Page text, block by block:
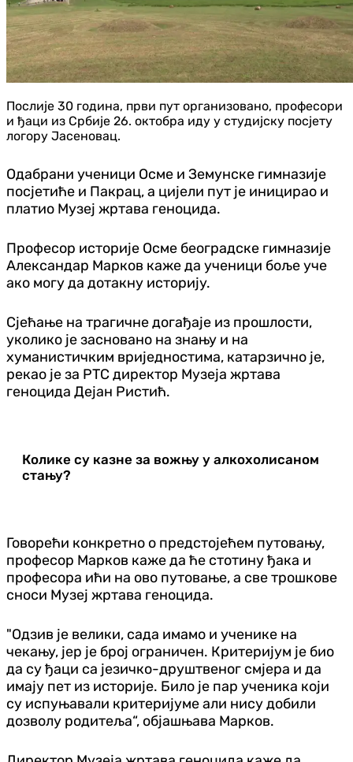
Послије 30 година, први пут организовано, професори
и ђаци из Србије 26. октобра иду у студијску посјету
логору Јасеновац.
Одабрани ученици Осме и Земунске гимназије
посјетиће и Пакрац, а цијели пут је иницирао и
платио Музеј жртава геноцида.
Професор историје Осме београдске гимназије
Александар Марков каже да ученици боље уче
ако могу да дотакну историју.
Сјећање на трагичне догађаје из прошлости,
уколико је засновано на знању и на
хуманистичким вриједностима, катарзично је,
рекао је за РТС директор Музеја жртава
геноцида Дејан Ристић.
Колике су казне за вожњу у алкохолисаном
стању?
Говорећи конкретно о предстојећем путовању,
професор Марков каже да ће стотину ђака и
професора ићи на ово путовање, а све трошкове
сноси Музеј жртава геноцида.
"Одзив је велики, сада имамо и ученике на
чекању, јер је број ограничен. Критеријум је био
да су ђаци са језичко-друштвеног смјера и да
имају пет из историје. Било је пар ученика који
су испуњавали критеријуме али нису добили
дозволу родитеља“, објашњава Марков.